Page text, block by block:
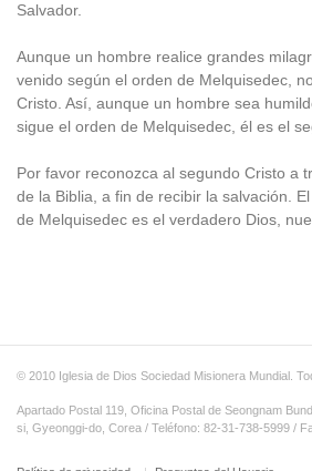
Salvador.
Aunque un hombre realice grandes
venido según el orden de Melquisedec,
Cristo. Así, aunque un hombre sea
sigue el orden de Melquisedec, él es el
Por favor reconozca al segundo Cristo a
de la Biblia, a fin de recibir la salvación.
de Melquisedec es el verdadero Dios,
© 2010 Iglesia de Dios Sociedad Misionera Mundial.
Apartado Postal 119, Oficina Postal de Seongnam
si, Gyeonggi-do, Corea / Teléfono: 82-31-738-5999 /